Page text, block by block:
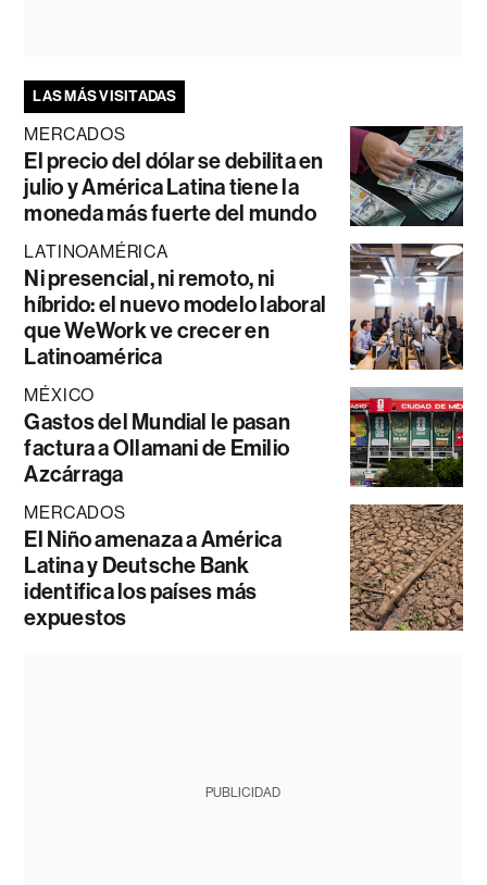
LAS MÁS VISITADAS
MERCADOS
El precio del dólar se debilita en
julio y América Latina tiene la
moneda más fuerte del mundo
LATINOAMÉRICA
Ni presencial, ni remoto, ni
híbrido: el nuevo modelo laboral
que WeWork ve crecer en
Latinoamérica
MÉXICO
Gastos del Mundial le pasan
factura a Ollamani de Emilio
Azcárraga
MERCADOS
El Niño amenaza a América
Latina y Deutsche Bank
identifica los países más
expuestos
PUBLICIDAD